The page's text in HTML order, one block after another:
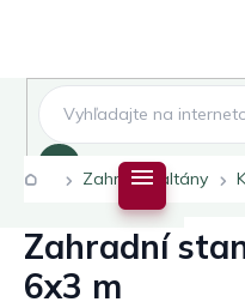
DomůZahradní altány
Zahradní
6x3 m